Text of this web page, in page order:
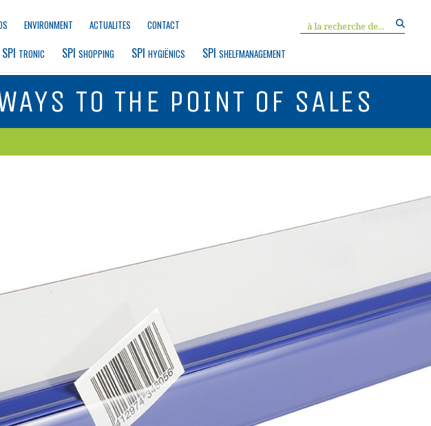
ENVIRONMENT ACTUALITES CONTACT
SPI TRONIC SPI SHOPPING SPI HYGIËNICS SPI SHELFMANAGEMENT
TO THE POINT OF SALES